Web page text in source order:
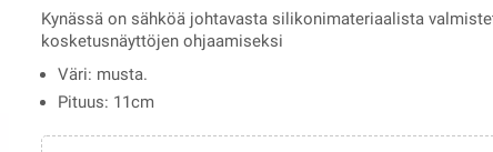
Kynässä on sähköä johtavasta silikonimateriaalista
kosketusnäyttöjen ohjaamiseksi
Väri: musta.
Pituus: 11cm